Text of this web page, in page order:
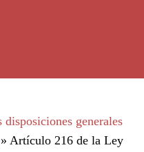
generales
» Artículo 216 de la Ley